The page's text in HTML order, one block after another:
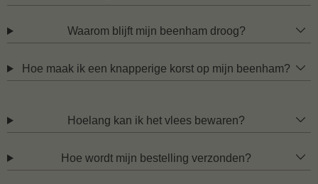
Waarom blijft mijn beenham droog?
Hoe maak ik een knapperige korst op mijn beenham?
Hoelang kan ik het vlees bewaren?
Hoe wordt mijn bestelling verzonden?